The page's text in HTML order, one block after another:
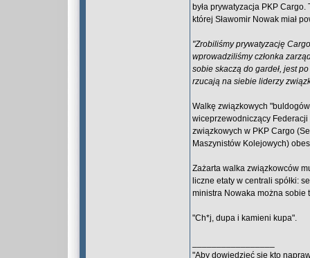
była prywatyzacja PKP
której Sławomir Nowak miał
"Zrobiliśmy prywatyzację
wprowadziliśmy członka
sobie skaczą do gardeł, jest
rzucają na siebie liderzy
Walkę związkowych
wiceprzewodniczący
związkowych w PKP Cargo
Maszynistów Kolejowych)
Zażarta walka związkowców
liczne etaty w centrali spółki:
ministra Nowaka można sobie
"Ch*j, dupa i kamieni kupa".
"Aby dowiedzieć się kto